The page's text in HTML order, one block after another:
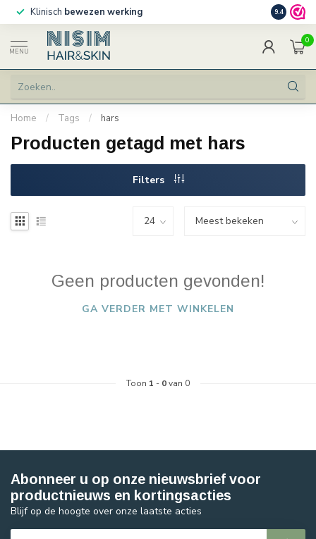
Klinisch bewezen werking 9.4
MENU
0
Home / Tags / hars
Producten getagd met hars
Filters
Geen producten gevonden!
GA VERDER MET WINKELEN
Toon 1 - 0van 0
Abonneer u op onze nieuwsbrief voor
productnieuws en kortingsacties
Blijf op de hoogte over onze laatste acties